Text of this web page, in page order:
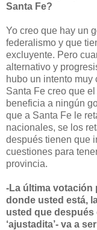
Santa Fe?
Yo creo que hay un
federalismo y que
excluyente. Pero
alternativo y
hubo un intento
Santa Fe creo que
beneficia a ningún
que a Santa Fe le
nacionales, se los
después tienen que
cuestiones para
provincia.
-La última votación
donde usted está,
usted que después
‘ajustadita’- va a